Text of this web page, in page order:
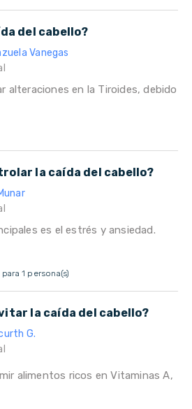
del cabello?
Vanegas
alteraciones en la Tiroides, debido
la caída del cabello?
es el estrés y ansiedad.
para 1 persona(s)
la caída del cabello?
G.
alimentos ricos en Vitaminas A,